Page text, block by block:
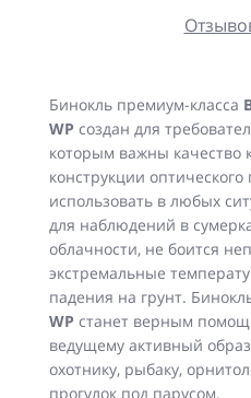
Бинокль премиум-класса
WP создан для
которым важны качество
конструкции
использовать в любых
для наблюдений в
облачности, не боится
экстремальные
падения на грунт.
WP станет верным
ведущему активный
охотнику, рыбаку,
прогулок под парусом.